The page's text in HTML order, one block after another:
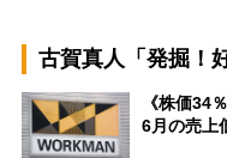
古賀真人「発掘！
《株価34
6月の売上